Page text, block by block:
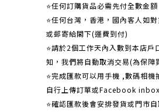
⭐任何訂購貨品必需先付全數金
⭐任何台灣，香港，國內客人如
或郵寄給閣下(運費到付)
​​⭐請於2個工作天內入數到本店
知，我們將自動取消交易(為保
⭐完成匯款可以用手機 ,數碼相
自行上傳訂單或Facebook
⭐確認匯款後會安排發貨或門市